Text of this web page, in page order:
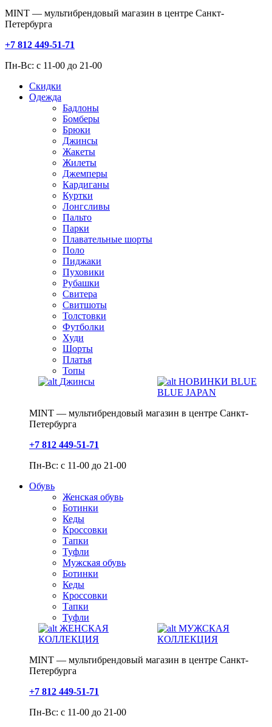
MINT — мультибрендовый магазин в центре Санкт-
Петербурга
+7 812 449-51-71
Пн-Вс: с 11-00 до 21-00
Скидки
Одежда
Бадлоны
Бомберы
Брюки
Джинсы
Жакеты
Жилеты
Джемперы
Кардиганы
Куртки
Лонгсливы
Пальто
Парки
Плавательные шорты
Поло
Пиджаки
Пуховики
Рубашки
Свитера
Свитшоты
Толстовки
Футболки
Худи
Шорты
Платья
Топы
Джинсы
НОВИНКИ BLUE
BLUE JAPAN
MINT — мультибрендовый магазин в центре Санкт-
Петербурга
+7 812 449-51-71
Пн-Вс: с 11-00 до 21-00
Обувь
Женская обувь
Ботинки
Кеды
Кроссовки
Тапки
Туфли
Мужская обувь
Ботинки
Кеды
Кроссовки
Тапки
Туфли
ЖЕНСКАЯ
КОЛЛЕКЦИЯ
МУЖСКАЯ
КОЛЛЕКЦИЯ
MINT — мультибрендовый магазин в центре Санкт-
Петербурга
+7 812 449-51-71
Пн-Вс: с 11-00 до 21-00